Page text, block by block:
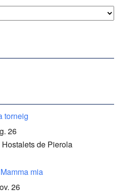
torneig
26
Hostalets de Pierola
mia
26